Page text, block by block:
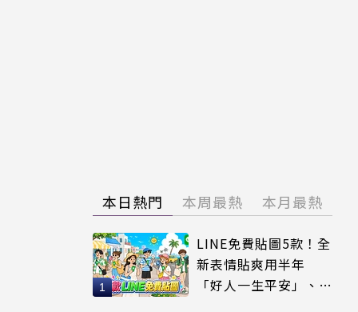
本日熱門 本周最熱 本月最熱
LINE免費貼圖5款！全
新表情貼爽用半年
「好人一生平安」、